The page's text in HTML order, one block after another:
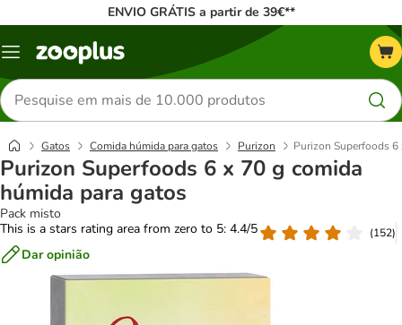
ENVIO GRÁTIS a partir de 39€**
Menu
Pesquisar
produtos
Gatos Comida húmida para gatos Purizon Purizon Superfoods
Purizon Superfoods 6 x 70 g comida
húmida para gatos
Pack misto
This is a stars rating area from zero to 5: 4.4/5
(152)
Dar opinião